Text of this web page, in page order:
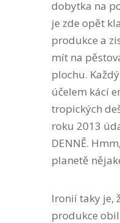
dobytka na
je zde opět
produkce a
mít na
plochu.
účelem kácí
tropických
roku 2013
DENNĚ.
planetě
Ironií taky je,
produkce